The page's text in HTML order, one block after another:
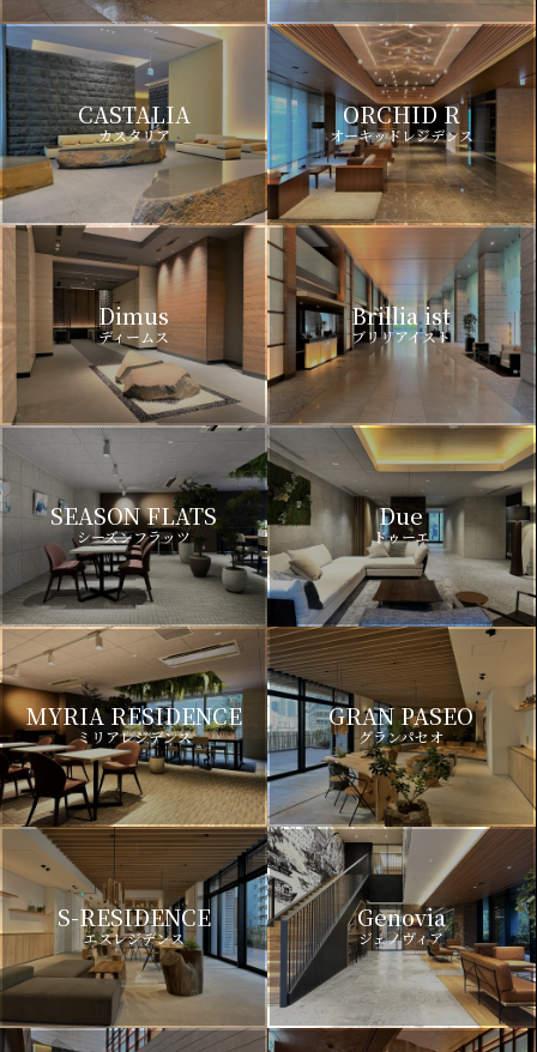
CASTALIA
カスタリア
ORCHID R
オーキッドレジデンス
Dimus
ディームス
Brillia ist
ブリリアイスト
SEASON FLATS
シーズンフラッツ
Due
ドゥーエ
MYRIA RESIDENCE
ミリアレジデンス
GRAN PASEO
グランパセオ
S-RESIDENCE
エスレジデンス
Genovia
ジェノヴィア